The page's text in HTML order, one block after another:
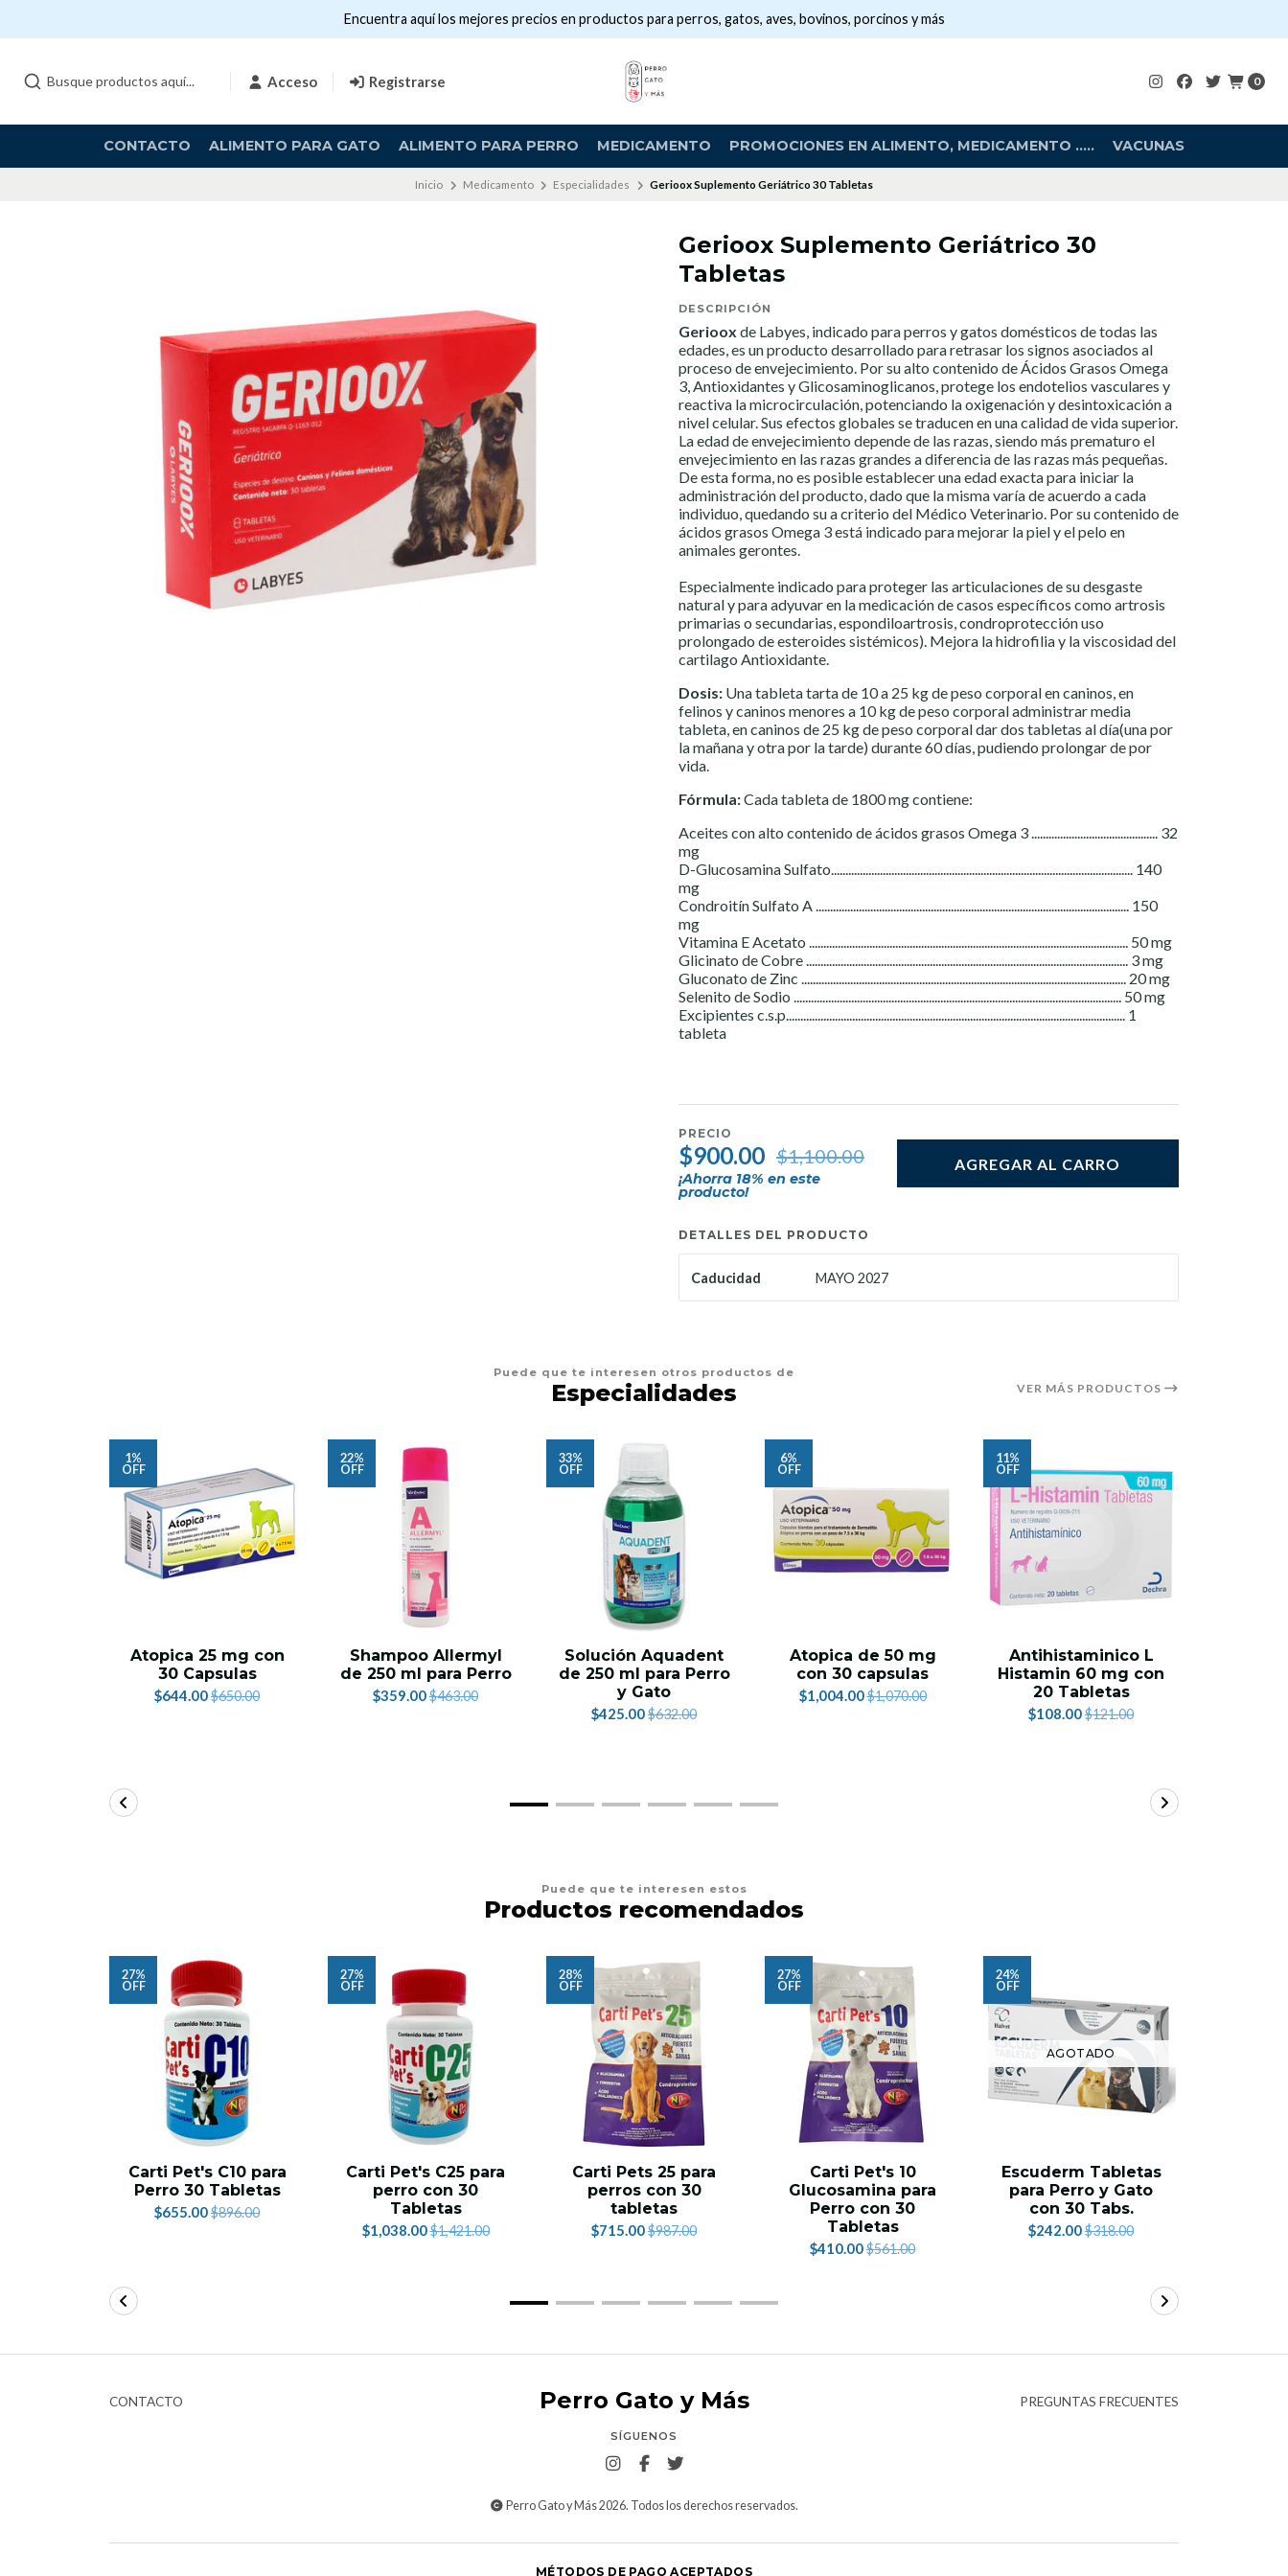
Acceso Registrarse 0
CONTACTO ALIMENTO PARA GATO ALIMENTO PARA PERRO MEDICAMENTO PROMOCIONES EN ALIMENTO, MEDICAMENTO ..... VACUNAS
Encuentra aquí los mejores precios en productos para perros, gatos, aves, bovinos, porcinos y más
Inicio Medicamento Especialidades Gerioox Suplemento Geriátrico 30 Tabletas
Gerioox Suplemento Geriátrico 30
Tabletas
DESCRIPCIÓN
Gerioox de Labyes, indicado para perros y gatos domésticos de todas las
edades, es un producto desarrollado para retrasar los signos asociados al
proceso de envejecimiento. Por su alto contenido de Ácidos Grasos Omega
3, Antioxidantes y Glicosaminoglicanos, protege los endotelios vasculares y
reactiva la microcirculación, potenciando la oxigenación y desintoxicación a
nivel celular. Sus efectos globales se traducen en una calidad de vida superior.
La edad de envejecimiento depende de las razas, siendo más prematuro el
envejecimiento en las razas grandes a diferencia de las razas más pequeñas.
De esta forma, no es posible establecer una edad exacta para iniciar la
administración del producto, dado que la misma varía de acuerdo a cada
individuo, quedando su a criterio del Médico Veterinario. Por su contenido de
ácidos grasos Omega 3 está indicado para mejorar la piel y el pelo en
animales gerontes.
Especialmente indicado para proteger las articulaciones de su desgaste
natural y para adyuvar en la medicación de casos específicos como artrosis
primarias o secundarias, espondiloartrosis, condroprotección uso
prolongado de esteroides sistémicos). Mejora la hidrofilia y la viscosidad del
cartilago Antioxidante.
Dosis: Una tableta tarta de 10 a 25 kg de peso corporal en caninos, en
felinos y caninos menores a 10 kg de peso corporal administrar media
tableta, en caninos de 25 kg de peso corporal dar dos tabletas al día(una por
la mañana y otra por la tarde) durante 60 días, pudiendo prolongar de por
vida.
Fórmula:Cada tableta de 1800 mg contiene:
Aceites con alto contenido de ácidos grasos Omega 3 ............................................ 32
mg
D-Glucosamina Sulfato......................................................................................................... 140
mg
Condroitín Sulfato A ............................................................................................................. 150
mg
Vitamina E Acetato ............................................................................................................... 50 mg
Glicinato de Cobre ................................................................................................................ 3 mg
Gluconato de Zinc ................................................................................................................. 20 mg
Selenito de Sodio .................................................................................................................. 50 mg
Excipientes c.s.p...................................................................................................................... 1
tableta
PRECIO
$900.00 $1,100.00
¡Ahorra 18% en este
producto!
AGREGAR AL CARRO
DETALLES DEL PRODUCTO
Caducidad MAYO 2027
Puede que te interesen otros productos de
Especialidades VER MÁS PRODUCTOS
1%
OFF
Atopica 25 mg con
30 Capsulas
$644.00$650.00
22%
OFF
Shampoo Allermyl
de 250 ml para Perro
$359.00$463.00
33%
OFF
Solución Aquadent
de 250 ml para Perro
y Gato
$425.00$632.00
6%
OFF
Atopica de 50 mg
con 30 capsulas
$1,004.00$1,070.00
11%
OFF
Antihistaminico L
Histamin 60 mg con
20 Tabletas
$108.00$121.00
Puede que te interesen estos
Productos recomendados
27%
OFF
Carti Pet's C10 para
Perro 30 Tabletas
$655.00$896.00
27%
OFF
Carti Pet's C25 para
perro con 30
Tabletas
$1,038.00$1,421.00
28%
OFF
Carti Pets 25 para
perros con 30
tabletas
$715.00$987.00
27%
OFF
Carti Pet's 10
Glucosamina para
Perro con 30
Tabletas
$410.00$561.00
24%
OFF
AGOTADO
Escuderm Tabletas
para Perro y Gato
con 30 Tabs.
$242.00$318.00
Perro Gato y Más
SÍGUENOS
Perro Gato y Más 2026. Todos los derechos reservados.
CONTACTO PREGUNTAS FRECUENTES
MÉTODOS DE PAGO ACEPTADOS